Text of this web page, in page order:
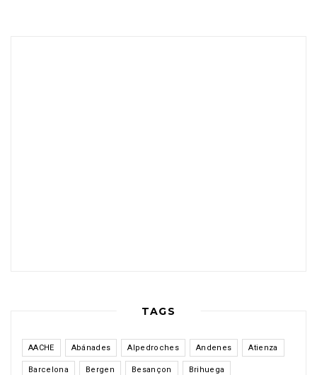
TAGS
AACHE Abánades Alpedroches Andenes Atienza
Barcelona Bergen Besançon Brihuega